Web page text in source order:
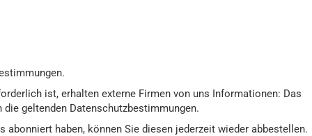
ist, erhalten externe Firmen von uns Informationen: Das
geltenden Datenschutzbestimmungen.
haben, können Sie diesen jederzeit wieder abbestellen.